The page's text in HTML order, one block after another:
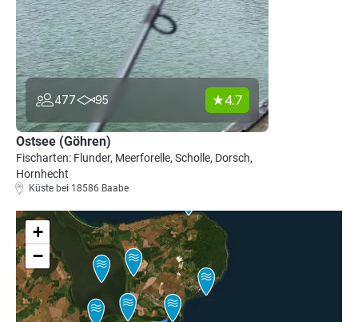
477 95 4.7
Ostsee (Göhren)
Fischarten: Flunder, Meerforelle, Scholle, Dorsch,
Hornhecht
Küste bei 18586 Baabe
+
−